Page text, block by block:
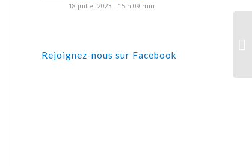
18 juillet 2023 - 15 h 09 min
Rejoignez-nous sur Facebook